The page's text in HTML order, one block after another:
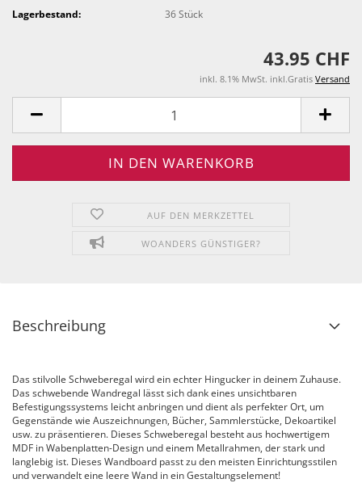
Lagerbestand:
36Stück
43.95 CHF
inkl. 8.1% MwSt. inkl.Gratis Versand
AUF DEN MERKZETTEL
WOANDERS GÜNSTIGER?
Beschreibung
Das stilvolle Schweberegal wird ein echter Hingucker in deinem Zuhause.
Das schwebende Wandregal lässt sich dank eines unsichtbaren
Befestigungssystems leicht anbringen und dient als perfekter Ort, um
Gegenstände wie Auszeichnungen, Bücher, Sammlerstücke, Dekoartikel
usw. zu präsentieren. Dieses Schweberegal besteht aus hochwertigem
MDF in Wabenplatten-Design und einem Metallrahmen, der stark und
langlebig ist. Dieses Wandboard passt zu den meisten Einrichtungsstilen
und verwandelt eine leere Wand in ein Gestaltungselement!